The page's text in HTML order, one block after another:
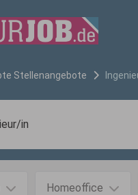
Stellenangebote
Homeoffice